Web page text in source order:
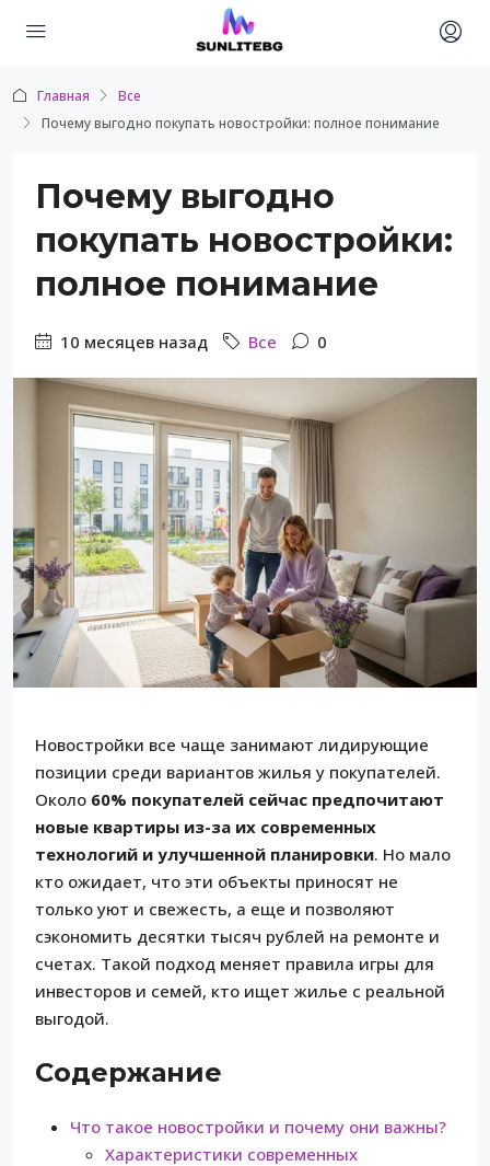
Главная
Все
Почему выгодно покупать новостройки: полное понимание
Почему выгодно
покупать новостройки:
полное понимание
10 месяцев назад Все 0
Новостройки все чаще занимают лидирующие
позиции среди вариантов жилья у покупателей.
Около 60% покупателей сейчас предпочитают
новые квартиры из-за их современных
технологий и улучшенной планировки. Но мало
кто ожидает, что эти объекты приносят не
только уют и свежесть, а еще и позволяют
сэкономить десятки тысяч рублей на ремонте и
счетах. Такой подход меняет правила игры для
инвесторов и семей, кто ищет жилье с реальной
выгодой.
Содержание
Что такое новостройки и почему они важны?
Характеристики современных